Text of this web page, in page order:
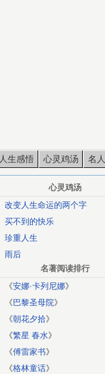
人生感悟 心灵鸡汤 名
心灵鸡汤
改变人生命运的两个字
买不到的快乐
珍重人生
雨后
名著阅读排行
《安娜·卡列尼娜》
《巴黎圣母院》
《朝花夕拾》
《繁星 春水》
《傅雷家书》
《格林童话》